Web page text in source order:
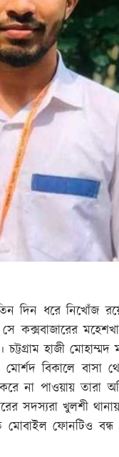
দিন ধরে নিখোঁজ
কক্সবাজারের
হাজী মোহাম্মদ
বিকালে বাসা
পাওয়ায় তারা
সদস্যরা খুলশী
ফোনটিও বন্ধ